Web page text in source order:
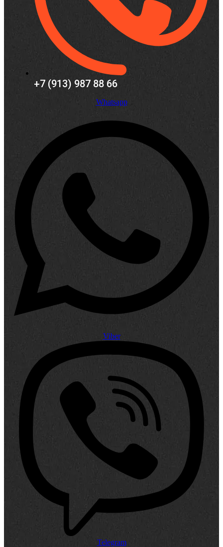
+7 (913) 987 88 66
Whatsapp
Viber
Telegram